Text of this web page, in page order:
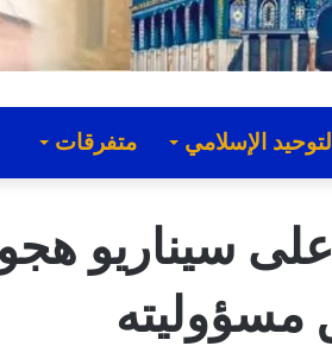
الإسلامي متفرقات
على سيناريو